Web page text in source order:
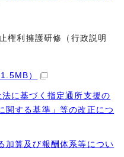
権利擁護研修（行政説明
）
に基づく指定通所支援の
関する基準」等の改正につ
加算及び報酬体系等につい